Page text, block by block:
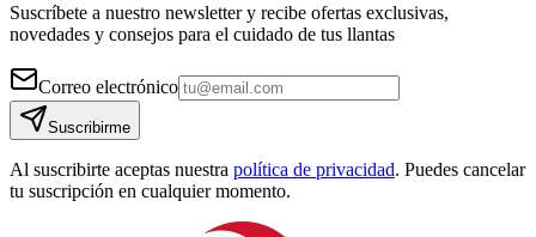
Suscríbete a nuestro newsletter y recibe ofertas exclusivas,
novedades y consejos para el cuidado de tus llantas
Correo electrónico
Suscribirme
Al suscribirte aceptas nuestra política de privacidad. Puedes cancelar
tu suscripción en cualquier momento.